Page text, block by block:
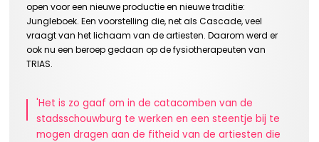
open voor een nieuwe productie en nieuwe traditie:
Jungleboek. Een voorstelling die, net als Cascade, veel
vraagt van het lichaam van de artiesten. Daarom werd er
ook nu een beroep gedaan op de fysiotherapeuten van
TRIAS.
'Het is zo gaaf om in de catacomben van de
stadsschouwburg te werken en een steentje bij te
mogen dragen aan de fitheid van de artiesten die